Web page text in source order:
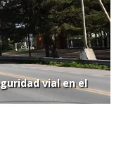
vial en el